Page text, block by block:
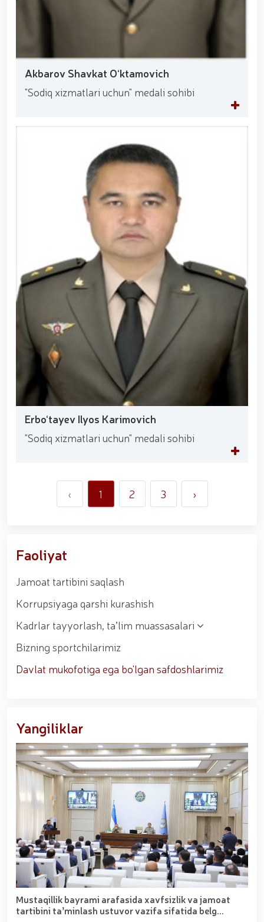
Akbarov Shavkat O‘ktamovich
"Sodiq xizmatlari uchun" medali sohibi
Erbo‘tayev Ilyos Karimovich
"Sodiq xizmatlari uchun" medali sohibi
‹ 1 2 3 ›
Faoliyat
Jamoat tartibini saqlash
Korrupsiyaga qarshi kurashish
Kadrlar tayyorlash, taʼlim muassasalari
Bizning sportchilarimiz
Davlat mukofotiga ega bo'lgan safdoshlarimiz
Yangiliklar
Mustaqillik bayrami arafasida xavfsizlik va jamoat
tartibini taʼminlash ustuvor vazifa sifatida belg...